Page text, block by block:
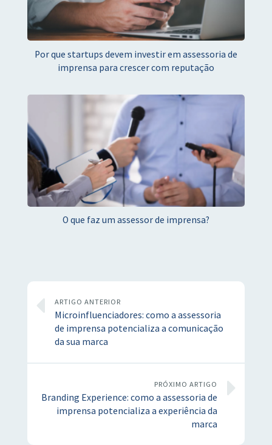
Por que startups devem investir em assessoria de
imprensa para crescer com reputação
O que faz um assessor de imprensa?
ARTIGO ANTERIOR
Microinfluenciadores: como a assessoria
de imprensa potencializa a comunicação
da sua marca
PRÓXIMO ARTIGO
Branding Experience: como a assessoria de
imprensa potencializa a experiência da
marca